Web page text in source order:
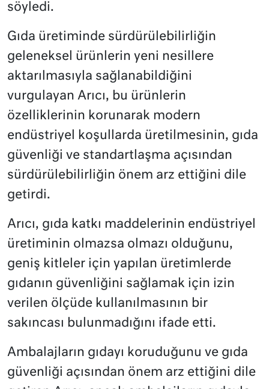
söyledi.
Gıda üretiminde sürdürülebilirliğin
geleneksel ürünlerin yeni nesillere
aktarılmasıyla sağlanabildiğini
vurgulayan Arıcı, bu ürünlerin
özelliklerinin korunarak modern
endüstriyel koşullarda üretilmesinin, gıda
güvenliği ve standartlaşma açısından
sürdürülebilirliğin önem arz ettiğini dile
getirdi.
Arıcı, gıda katkı maddelerinin endüstriyel
üretiminin olmazsa olmazı olduğunu,
geniş kitleler için yapılan üretimlerde
gıdanın güvenliğini sağlamak için izin
verilen ölçüde kullanılmasının bir
sakıncası bulunmadığını ifade etti.
Ambalajların gıdayı koruduğunu ve gıda
güvenliği açısından önem arz ettiğini dile